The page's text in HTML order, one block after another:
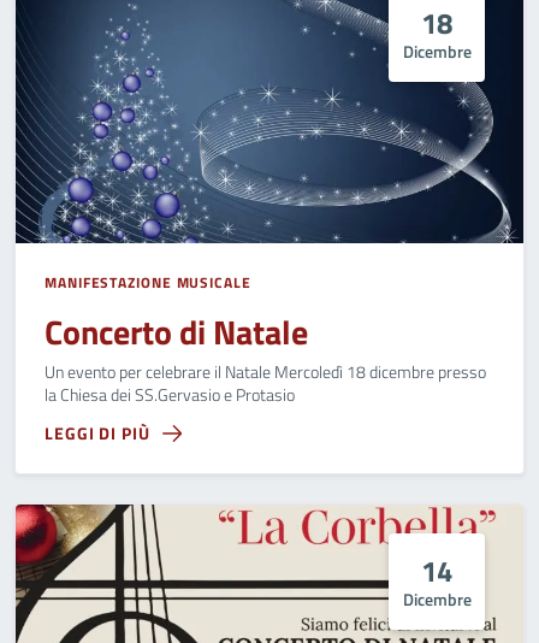
18
Dicembre
MANIFESTAZIONE MUSICALE
Concerto di Natale
Un evento per celebrare il Natale Mercoledì 18 dicembre presso
la Chiesa dei SS.Gervasio e Protasio
LEGGI DI PIÙ
14
Dicembre